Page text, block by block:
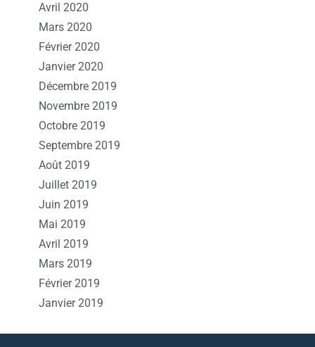
Avril 2020
Mars 2020
Février 2020
Janvier 2020
Décembre 2019
Novembre 2019
Octobre 2019
Septembre 2019
Août 2019
Juillet 2019
Juin 2019
Mai 2019
Avril 2019
Mars 2019
Février 2019
Janvier 2019